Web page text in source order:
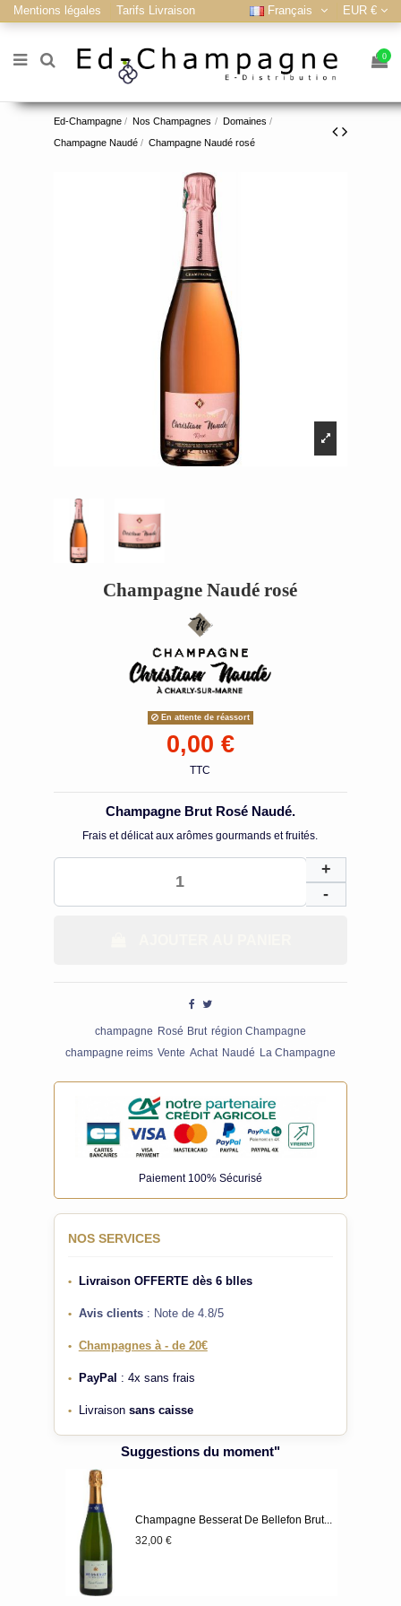
Mentions légales Tarifs Livraison Français EUR €
0
Ed-Champagne Nos Champagnes
Domaines
Champagne Naudé
Champagne Naudé rosé
Champagne Naudé rosé
En attente de réassort
0,00 €
TTC
Champagne Brut Rosé Naudé.
Frais et délicat aux arômes gourmands et fruités.
champagne Rosé Brut région Champagne
champagne reims Vente Achat Naudé La Champagne
Paiement 100% Sécurisé
NOS SERVICES
• Livraison OFFERTE dès 6 blles
• Avis clients: Note de 4.8/5
• Champagnes à - de 20€
• PayPal : 4x sans frais
• Livraison sans caisse
Suggestions du moment"
Champagne Besserat De Bellefon Brut...
32,00 €